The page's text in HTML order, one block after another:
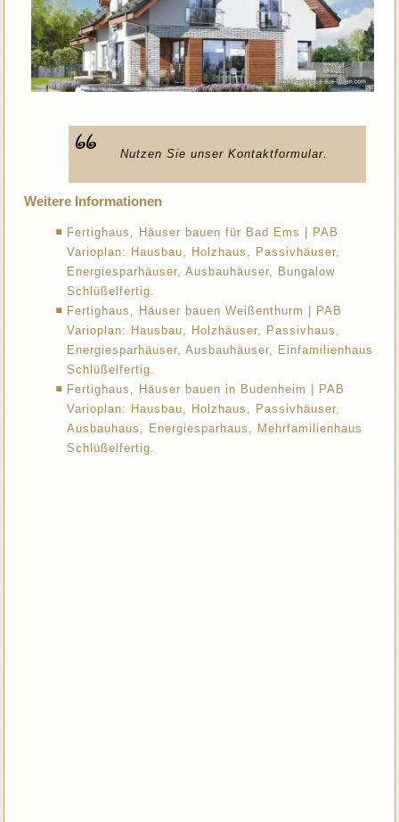
Nutzen Sie unser Kontaktformular.
Weitere Informationen
Fertighaus, Häuser bauen für Bad Ems | PAB
Varioplan: Hausbau, Holzhaus, Passivhäuser,
Energiesparhäuser, Ausbauhäuser, Bungalow
Schlüßelfertig.
Fertighaus, Häuser bauen Weißenthurm | PAB
Varioplan: Hausbau, Holzhäuser, Passivhaus,
Energiesparhäuser, Ausbauhäuser, Einfamilienhaus
Schlüßelfertig.
Fertighaus, Häuser bauen in Budenheim | PAB
Varioplan: Hausbau, Holzhaus, Passivhäuser,
Ausbauhaus, Energiesparhaus, Mehrfamilienhaus
Schlüßelfertig.